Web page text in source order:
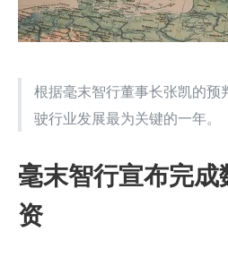
根据毫末智行董事长张凯的预
驶行业发展最为关键的一年。
毫末智行宣布完
资